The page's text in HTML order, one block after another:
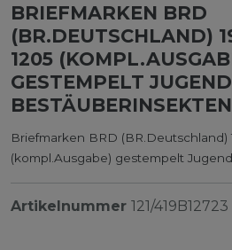
BRIEFMARKEN BRD
(BR.DEUTSCHLAND)
1205
GESTEMPELT
BESTÄUBERINSEKTEN
Briefmarken BRD (BR.Deutschland)
(kompl.Ausgabe) gestempelt
Artikelnummer 121/419B12723